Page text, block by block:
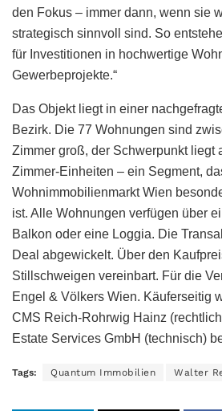
den Fokus – immer dann, wenn sie
strategisch sinnvoll sind. So
für Investitionen in hochwertige
Gewerbeprojekte.“
Das Objekt liegt in einer
Bezirk. Die 77 Wohnungen sind
Zimmer groß, der Schwerpunkt liegt
Zimmer-Einheiten – ein Segment,
Wohnimmobilienmarkt Wien
ist. Alle Wohnungen verfügen über
Balkon oder eine Loggia. Die
Deal abgewickelt. Über den
Stillschweigen vereinbart. Für die
Engel & Völkers Wien. Käuferseitig
CMS Reich-Rohrwig Hainz
Estate Services GmbH (technisch)
Tags: Quantum Immobilien Walter